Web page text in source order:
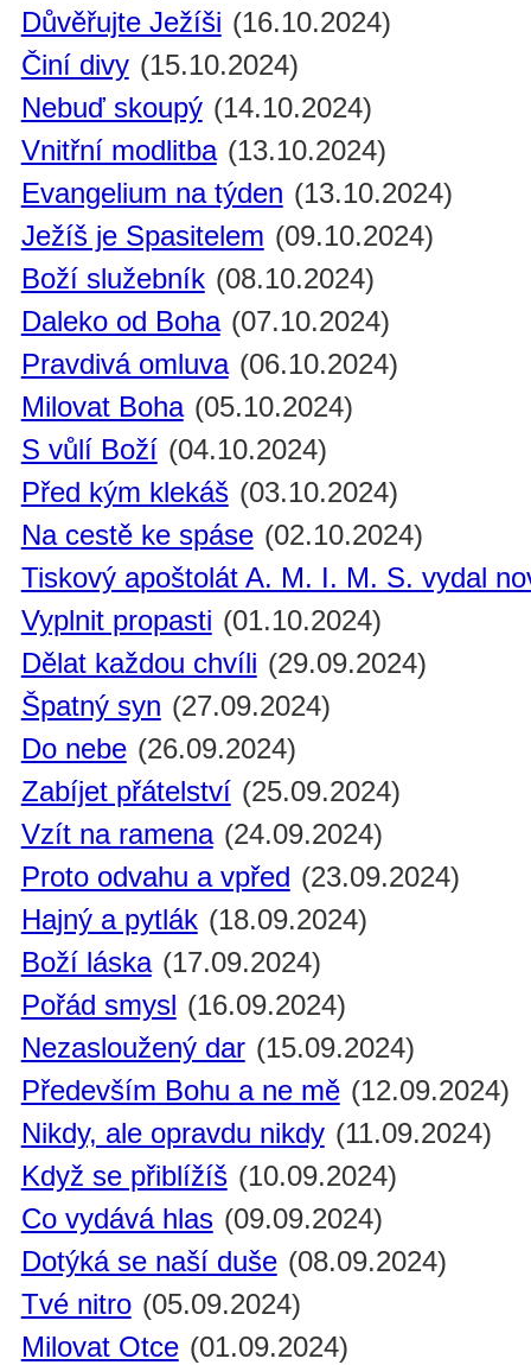
Důvěřujte Ježíši (16.10.2024)
Činí divy (15.10.2024)
Nebuď skoupý (14.10.2024)
Vnitřní modlitba (13.10.2024)
Evangelium na týden (13.10.2024)
Ježíš je Spasitelem (09.10.2024)
Boží služebník (08.10.2024)
Daleko od Boha (07.10.2024)
Pravdivá omluva (06.10.2024)
Milovat Boha (05.10.2024)
S vůlí Boží (04.10.2024)
Před kým klekáš (03.10.2024)
Na cestě ke spáse (02.10.2024)
Tiskový apoštolát A. M. I. M. S. vydal
Vyplnit propasti (01.10.2024)
Dělat každou chvíli (29.09.2024)
Špatný syn (27.09.2024)
Do nebe (26.09.2024)
Zabíjet přátelství (25.09.2024)
Vzít na ramena (24.09.2024)
Proto odvahu a vpřed (23.09.2024)
Hajný a pytlák (18.09.2024)
Boží láska (17.09.2024)
Pořád smysl (16.09.2024)
Nezasloužený dar (15.09.2024)
Především Bohu a ne mě (12.09.2024)
Nikdy, ale opravdu nikdy (11.09.2024)
Když se přiblížíš (10.09.2024)
Co vydává hlas (09.09.2024)
Dotýká se naší duše (08.09.2024)
Tvé nitro (05.09.2024)
Milovat Otce (01.09.2024)